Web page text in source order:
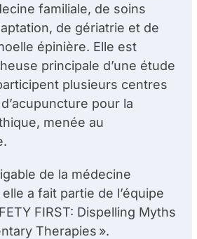
familiale, de soins
de gériatrie et de
épinière. Elle est
principale d’une étude
plusieurs centres
pour la
menée au
de la médecine
a fait partie de l’équipe
FIRST: Dispelling Myths
Therapies ».